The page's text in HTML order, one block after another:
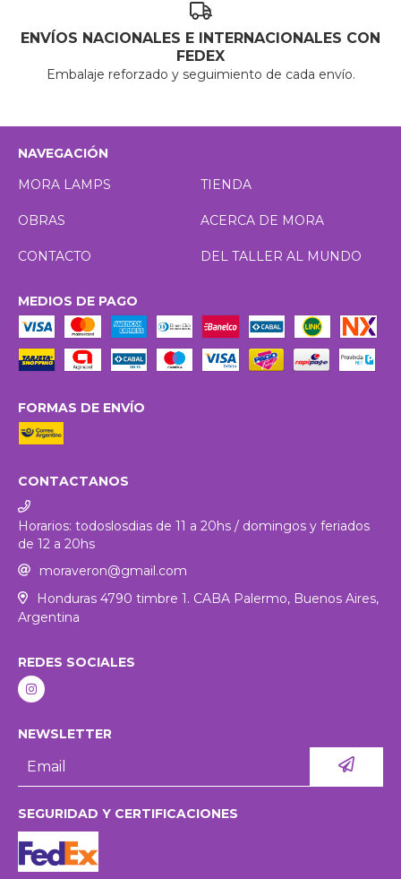
ENVÍOS NACIONALES E INTERNACIONALES CON
FEDEX
Embalaje reforzado y seguimiento de cada envío.
NAVEGACIÓN
MORA LAMPS
TIENDA
OBRAS ACERCA DE MORA
CONTACTO DEL TALLER AL MUNDO
MEDIOS DE PAGO
FORMAS DE ENVÍO
CONTACTANOS
Horarios: todoslosdias de 11 a 20hs / domingos y feriados
de 12 a 20hs
moraveron@gmail.com
Honduras 4790 timbre 1. CABA Palermo, Buenos Aires,
Argentina
REDES SOCIALES
NEWSLETTER
SEGURIDAD Y CERTIFICACIONES